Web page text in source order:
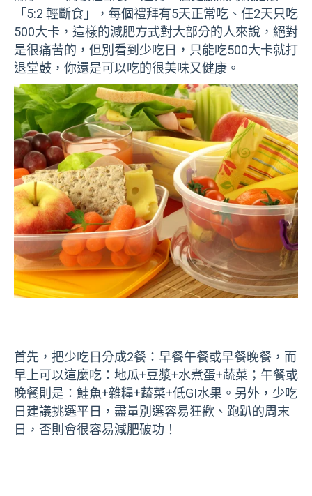
「5:2 輕斷食」，每個禮拜有5天正常吃、任2天只吃
500大卡，這樣的減肥方式對大部分的人來說，絕對
是很痛苦的，但別看到少吃日，只能吃500大卡就打
退堂鼓，你還是可以吃的很美味又健康。
首先，把少吃日分成2餐：早餐午餐或早餐晚餐，而
早上可以這麼吃：地瓜+豆漿+水煮蛋+蔬菜；午餐或
晚餐則是：鮭魚+雜糧+蔬菜+低GI水果。另外，少吃
日建議挑選平日，盡量別選容易狂歡、跑趴的周末
日，否則會很容易減肥破功！